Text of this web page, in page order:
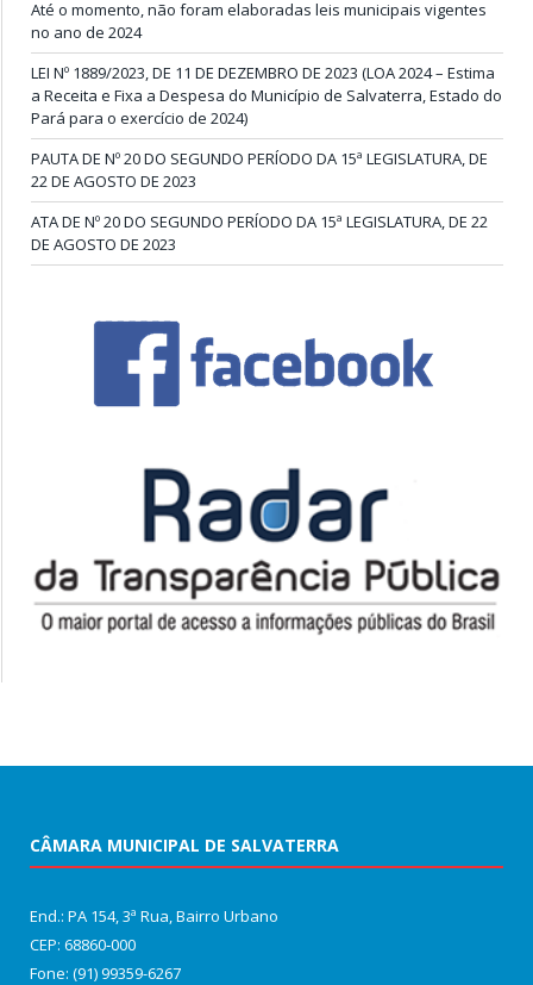
Até o momento, não foram elaboradas leis municipais vigentes
no ano de 2024
LEI Nº 1889/2023, DE 11 DE DEZEMBRO DE 2023 (LOA 2024 – Estima
a Receita e Fixa a Despesa do Município de Salvaterra, Estado do
Pará para o exercício de 2024)
PAUTA DE Nº 20 DO SEGUNDO PERÍODO DA 15ª LEGISLATURA, DE
22 DE AGOSTO DE 2023
ATA DE Nº 20 DO SEGUNDO PERÍODO DA 15ª LEGISLATURA, DE 22
DE AGOSTO DE 2023
CÂMARA MUNICIPAL DE SALVATERRA
End.: PA 154, 3ª Rua, Bairro Urbano
CEP: 68860‑000
Fone: (91) 99359-6267